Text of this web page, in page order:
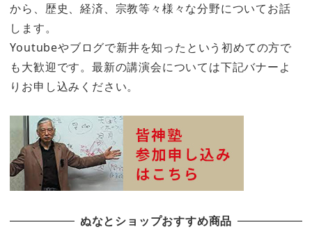
から、歴史、経済、宗教等々様々な分野についてお話
します。
Youtubeやブログで新井を知ったという初めての方で
も大歓迎です。最新の講演会については下記バナーよ
りお申し込みください。
ぬなとショップおすすめ商品